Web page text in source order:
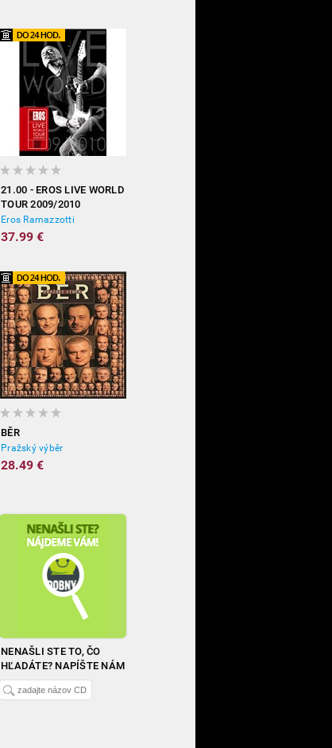
21.00 - EROS LIVE WORLD
TOUR 2009/2010
Eros Ramazzotti
37.99 €
BĚR
Pražský výběr
28.49 €
NENAŠLI STE TO, ČO
HĽADÁTE? NAPÍŠTE NÁM